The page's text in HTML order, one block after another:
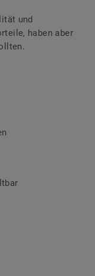
und
haben aber